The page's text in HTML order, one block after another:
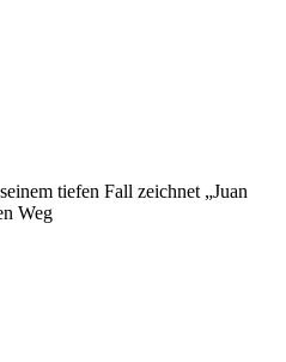
tiefen Fall zeichnet „Juan
Weg